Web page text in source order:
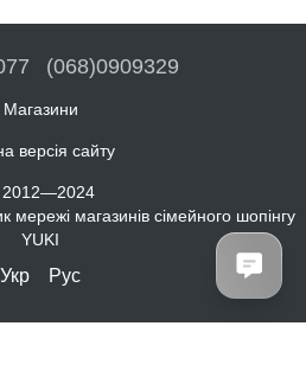
(068)0909329
Магазини
версія сайту
мережі магазинів сімейного шопінгу
YUKI
Укр Рус